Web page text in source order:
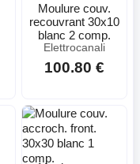
Moulure couv.
recouvrant 30x10
blanc 2 comp.
Elettrocanali
100.80 €